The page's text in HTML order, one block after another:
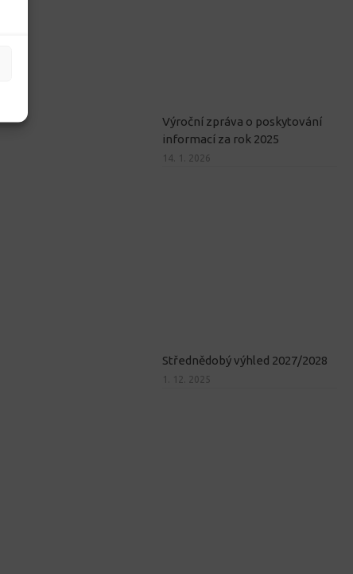
Výroční zpráva o poskytování
informací za rok 2025
14. 1. 2026
Střednědobý výhled 2027/2028
1. 12. 2025